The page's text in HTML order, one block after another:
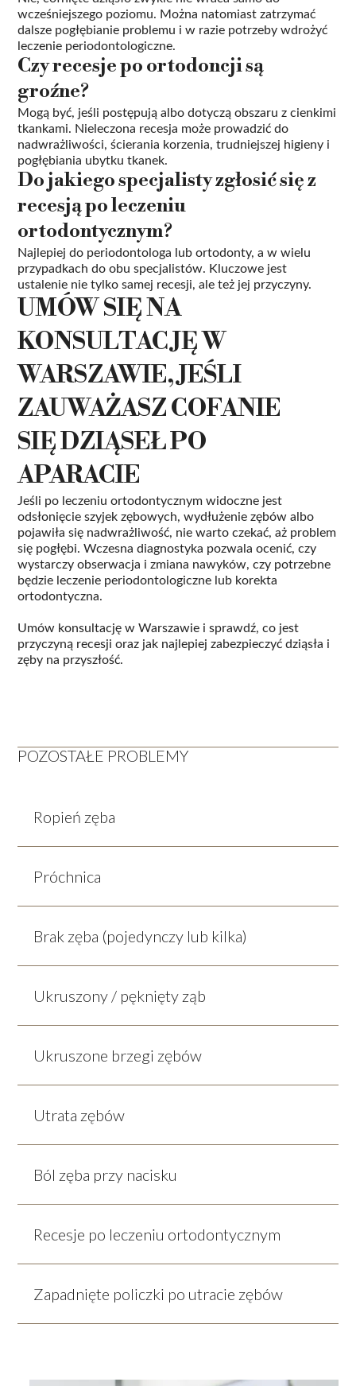
wcześniejszego poziomu. Można natomiast zatrzymać
dalsze pogłębianie problemu i w razie potrzeby wdrożyć
leczenie periodontologiczne.
Czy recesje po ortodoncji są
groźne?
Mogą być, jeśli postępują albo dotyczą obszaru z cienkimi
tkankami. Nieleczona recesja może prowadzić do
nadwrażliwości, ścierania korzenia, trudniejszej higieny i
pogłębiania ubytku tkanek.
Do jakiego specjalisty zgłosić się z
recesją po leczeniu
ortodontycznym?
Najlepiej do periodontologa lub ortodonty, a w wielu
przypadkach do obu specjalistów. Kluczowe jest
ustalenie nie tylko samej recesji, ale też jej przyczyny.
UMÓW SIĘ NA
KONSULTACJĘ W
WARSZAWIE, JEŚLI
ZAUWAŻASZ COFANIE
SIĘ DZIĄSEŁ PO
APARACIE
Jeśli po leczeniu ortodontycznym widoczne jest
odsłonięcie szyjek zębowych, wydłużenie zębów albo
pojawiła się nadwrażliwość, nie warto czekać, aż problem
się pogłębi. Wczesna diagnostyka pozwala ocenić, czy
wystarczy obserwacja i zmiana nawyków, czy potrzebne
będzie leczenie periodontologiczne lub korekta
ortodontyczna.
Umów konsultację w Warszawie i sprawdź, co jest
przyczyną recesji oraz jak najlepiej zabezpieczyć dziąsła i
zęby na przyszłość.
POZOSTAŁE PROBLEMY
Ropień zęba
Próchnica
Brak zęba (pojedynczy lub kilka)
Ukruszony / pęknięty ząb
Ukruszone brzegi zębów
Utrata zębów
Ból zęba przy nacisku
Recesje po leczeniu ortodontycznym
Zapadnięte policzki po utracie zębów